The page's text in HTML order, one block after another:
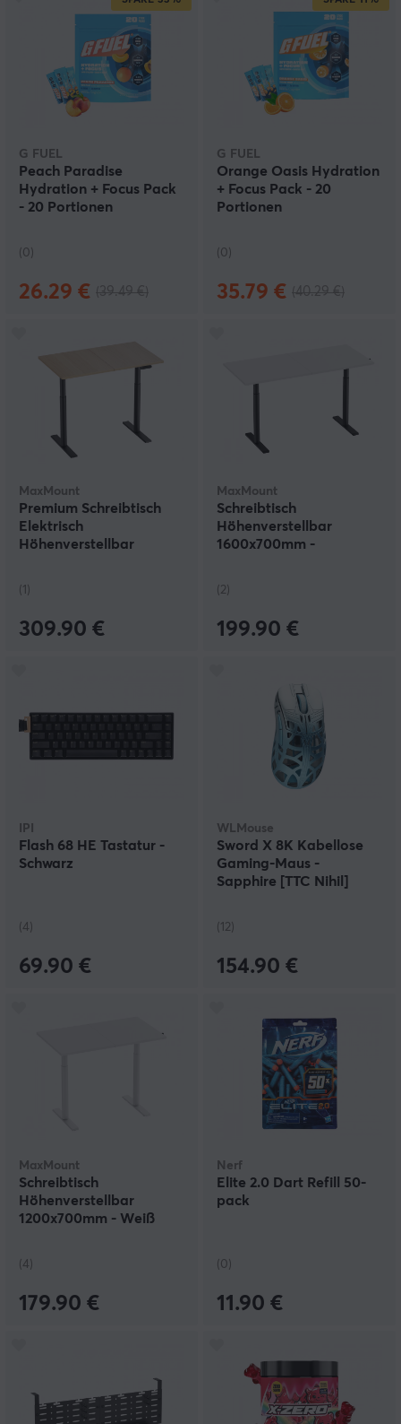
G FUEL
Peach Paradise
Hydration + Focus Pack
- 20 Portionen
(0)
26.29 €
G FUEL
Orange Oasis Hydration
+ Focus Pack - 20
Portionen
(0)
35.79 €
MaxMount
Premium Schreibtisch
Elektrisch
Höhenverstellbar
(1)
309.90 €
MaxMount
Schreibtisch
Höhenverstellbar
1600x700mm -
(2)
199.90 €
IPI
Flash 68 HE Tastatur -
Schwarz
(4)
69.90 €
WLMouse
Sword X 8K Kabellose
Gaming-Maus -
Sapphire [TTC Nihil]
(12)
154.90 €
MaxMount
Schreibtisch
Höhenverstellbar
1200x700mm - Weiß
(4)
179.90 €
Nerf
Elite 2.0 Dart Refill 50-
pack
(0)
11.90 €